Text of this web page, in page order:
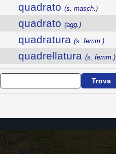
quadrato (s. masch.)
quadrato (agg.)
quadratura (s. femm.)
quadrellatura (s. femm.)